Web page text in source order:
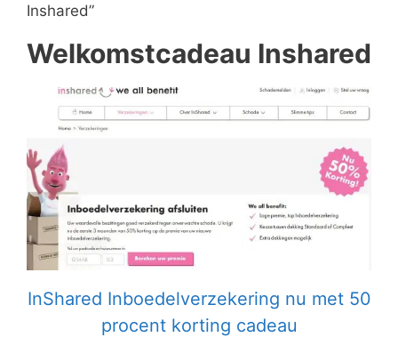
Inshared”
Welkomstcadeau Inshared
InShared Inboedelverzekering nu met 50
procent korting cadeau